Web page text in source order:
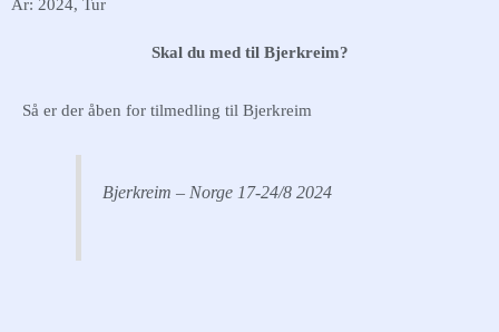
År: 2024, Tur
Skal du med til Bjerkreim?
Så er der åben for tilmedling til Bjerkreim
Bjerkreim – Norge 17-24/8 2024